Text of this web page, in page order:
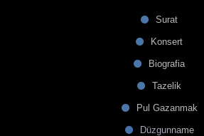
Surat
Konsert
Biografia
Tazelik
Pul Gazanmak
Düzgunname